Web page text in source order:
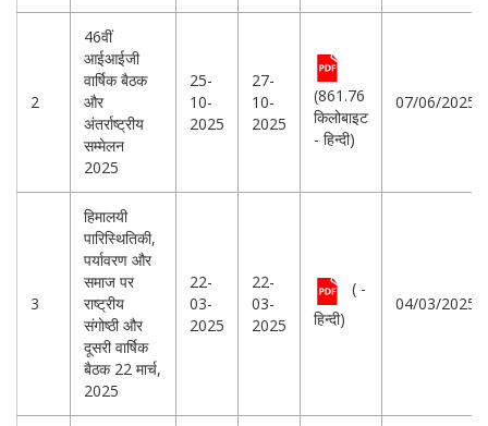
2
46वीं
आईआईजी
वार्षिक बैठक
और
अंतर्राष्ट्रीय
सम्मेलन
2025
25-
10-
2025
27-
10-
2025
(861.76
किलोबाइट
- हिन्दी)
07/06/2025
3
हिमालयी
पारिस्थितिकी,
पर्यावरण और
समाज पर
राष्ट्रीय
संगोष्ठी और
दूसरी वार्षिक
बैठक 22 मार्च,
2025
22-
03-
2025
22-
03-
2025
( -
हिन्दी)
04/03/2025